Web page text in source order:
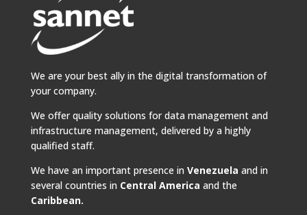
We are your best ally in the digital transformation of
your company.
We offer quality solutions for data management and
infrastructure management, delivered by a highly
qualified staff.
We have an important presence in Venezuela and in
several countries in Central America and the
Caribbean.